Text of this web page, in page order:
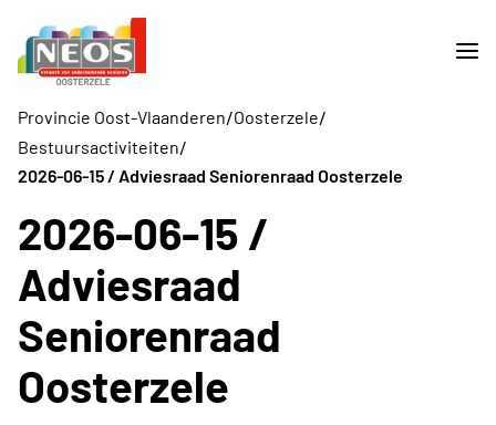
Provincie Oost-Vlaanderen/Oosterzele/
Bestuursactiviteiten/
2026-06-15 / Adviesraad Seniorenraad Oosterzele
2026-06-15 /
Adviesraad
Seniorenraad
Oosterzele